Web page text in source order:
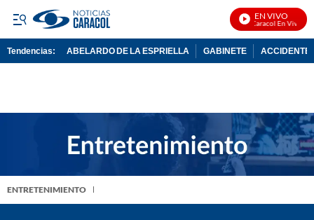
EN VIVO
Noticias Caracol En Vivo
Tendencias: ABELARDO DE LA ESPRIELLA GABINETE ACCIDENTE
ENTRETENIMIENTO